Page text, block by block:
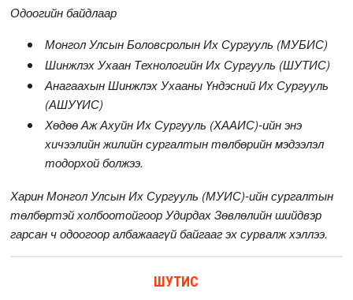
Одоогийн байдлаар
Монгол Улсын Боловсролын Их Сургууль (МУБИС)
Шинжлэх Ухаан Технологийн Их Сургууль (ШУТИС)
Анагаахын Шинжлэх Ухааны Үндэсний Их Сургууль
(АШУҮИС)
Хөдөө Аж Ахуйн Их Сургууль (ХААИС)-ийн энэ
хичээлийн жилийн сургалтын төлбөрийн мэдээлэл
тодорхой болжээ.
Харин Монгол Улсын Их Сургууль (МУИС)-ийн сургалтын
төлбөртэй холбоотойгоор Удирдах Зөвлөлийн шийдвэр
гарсан ч одоогоор албажаагүй байгааг эх сурвалж хэллээ.
ШУТИС